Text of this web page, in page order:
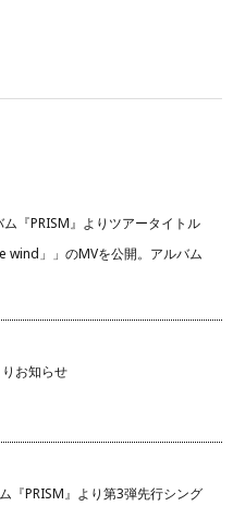
『PRISM』よりツアータイトル
wind」」のMVを公開。アルバム
お知らせ
『PRISM』より第3弾先行シング